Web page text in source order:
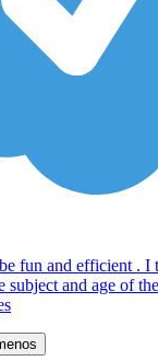
fun and efficient . I
subject and age of